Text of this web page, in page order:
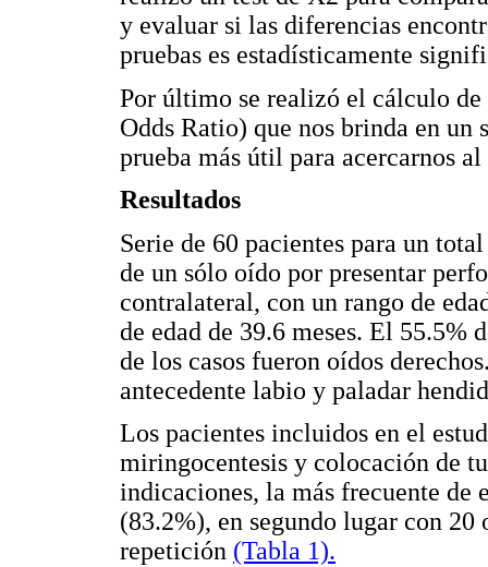
y evaluar si las diferencias
pruebas es estadísticamente
Por último se realizó el cálculo
Odds Ratio) que nos brinda en
prueba más útil para acercarnos
Resultados
Serie de 60 pacientes para un
de un sólo oído por presentar
contralateral, con un rango de
de edad de 39.6 meses. El 55.5%
de los casos fueron oídos
antecedente labio y paladar
Los pacientes incluidos en el
miringocentesis y colocación de
indicaciones, la más frecuente de
(83.2%), en segundo lugar con
repetición (Tabla 1).